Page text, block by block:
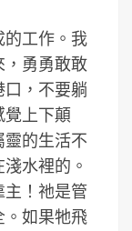
的工作。我
，勇勇敢敢
，不要躺
覺上下顛
的生活不
水裡的。
主！祂是管
。如果牠飛